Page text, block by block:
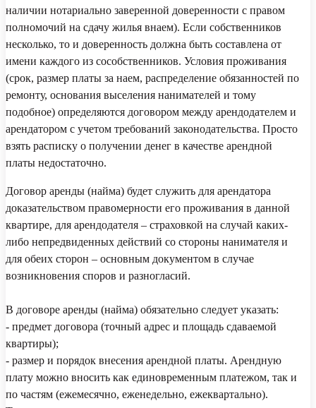
наличии нотариально заверенной доверенности с правом
полномочий на сдачу жилья внаем). Если собственников
несколько, то и доверенность должна быть составлена от
имени каждого из сособственников. Условия проживания
(срок, размер платы за наем, распределение обязанностей по
ремонту, основания выселения нанимателей и тому
подобное) определяются договором между арендодателем и
арендатором с учетом требований законодательства. Просто
взять расписку о получении денег в качестве арендной
платы недостаточно.
Договор аренды (найма) будет служить для арендатора
доказательством правомерности его проживания в данной
квартире, для арендодателя – страховкой на случай каких-
либо непредвиденных действий со стороны нанимателя и
для обеих сторон – основным документом в случае
возникновения споров и разногласий.
В договоре аренды (найма) обязательно следует указать:
- предмет договора (точный адрес и площадь сдаваемой
квартиры);
- размер и порядок внесения арендной платы. Арендную
плату можно вносить как единовременным платежом, так и
по частям (ежемесячно, еженедельно, ежеквартально).